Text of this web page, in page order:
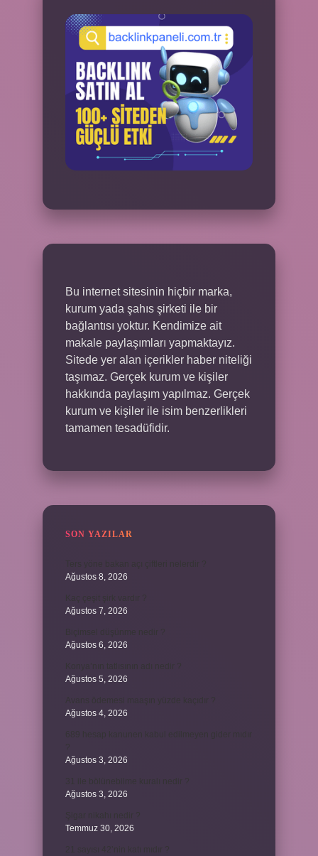
Bu internet sitesinin hiçbir marka,
kurum yada şahıs şirketi ile bir
bağlantısı yoktur. Kendimize ait
makale paylaşımları yapmaktayız.
Sitede yer alan içerikler haber niteliği
taşımaz. Gerçek kurum ve kişiler
hakkında paylaşım yapılmaz. Gerçek
kurum ve kişiler ile isim benzerlikleri
tamamen tesadüfidir.
SON YAZILAR
Ağustos 8, 2026
Ağustos 7, 2026
Ağustos 6, 2026
Ağustos 5, 2026
Ağustos 4, 2026
Ağustos 3, 2026
Ağustos 3, 2026
Temmuz 30, 2026